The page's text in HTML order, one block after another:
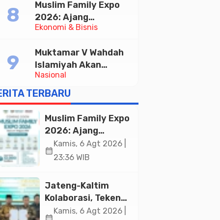
Pelayanan Publik
Ekonomi & Bisnis
Muslim Family Expo
2026: Ajang
Silaturahim dan
Halal di Jakarta
Nasional
Muktamar V Wahdah
Islamiyah Akan
Kukuhkan 10.000
Guru Al-Qur’an di
Masjid Istiqlal
TERBARU
Muslim Family Expo
2026: Ajang
Silaturahim dan
Kebangkitan
Jakarta
calendar_month
Kamis, 6 Agt 2026 |
23:36 WIB
Jateng-Kaltim
Kolaborasi, Teken
19 Kerja Sama
Kamis, 6 Agt 2026 |